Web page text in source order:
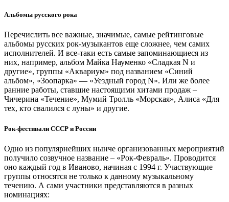
Альбомы русского рока
Перечислить все важные, значимые, самые рейтинговые
альбомы русских рок-музыкантов еще сложнее, чем самих
исполнителей. И все-таки есть самые запоминающиеся из
них, например, альбом Майка Науменко «Сладкая N и
другие», группы «Аквариум» под названием «Синий
альбом», «Зоопарка» — «Уездный город N». Или же более
ранние работы, ставшие настоящими хитами продаж –
Чичерина «Течение», Мумий Тролль «Морская», Алиса «Для
тех, кто свалился с луны» и другие.
Рок-фестивали СССР и России
Одно из популярнейших нынче организованных мероприятий
получило созвучное название – «Рок-Февраль». Проводится
оно каждый год в Иваново, начиная с 1994 г. Участвующие
группы относятся не только к данному музыкальному
течению. А сами участники представляются в разных
номинациях: